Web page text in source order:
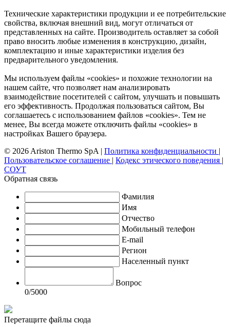
Технические характеристики продукции и ее потребительские
свойства, включая внешний вид, могут отличаться от
представленных на сайте. Производитель оставляет за собой
право вносить любые изменения в конструкцию, дизайн,
комплектацию и иные характеристики изделия без
предварительного уведомления.
Мы используем файлы «cookies» и похожие технологии на
нашем сайте, что позволяет нам анализировать
взаимодействие посетителей с сайтом, улучшать и повышать
его эффективность. Продолжая пользоваться сайтом, Вы
соглашаетесь с использованием файлов «cookies». Тем не
менее, Вы всегда можете отключить файлы «cookies» в
настройках Вашего браузера.
© 2026 Ariston Thermo SpA | Политика конфиденциальности |
Пользовательское соглашение | Кодекс этического поведения |
СОУТ
Обратная связь
Фамилия
Имя
Отчество
Мобильный телефон
E-mail
Регион
Населенный пункт
Вопрос
0/5000
Перетащите файлы сюда